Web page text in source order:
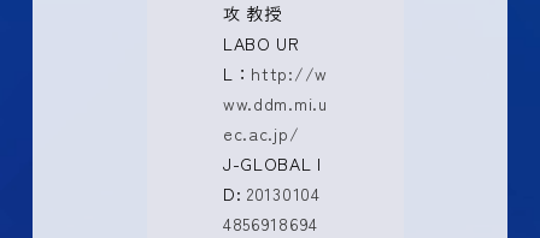
攻 教授
LABO UR
L： http://w
ww.ddm.mi.u
ec.ac.jp/
J-GLOBAL I
D: 20130104
4856918694